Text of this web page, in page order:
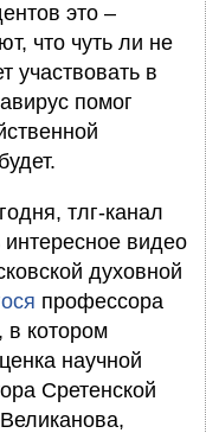
это –
что чуть ли не
участвовать в
помог
тлг-канал
видео
духовной
профессора
котором
научной
Сретенской